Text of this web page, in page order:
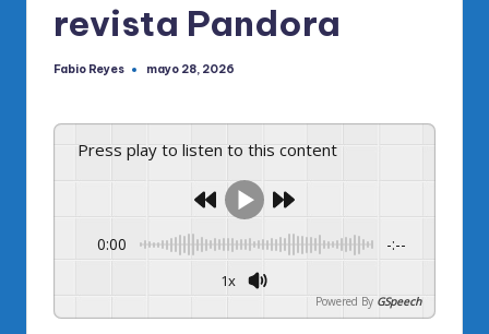
revista Pandora
Publicado
Fabio Reyes mayo 28, 2026
Press play to listen to this content
0:00 -:--
1x
Powered By GSpeech